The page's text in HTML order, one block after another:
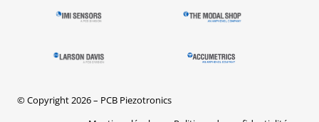
© Copyright 2026 – PCB Piezotronics